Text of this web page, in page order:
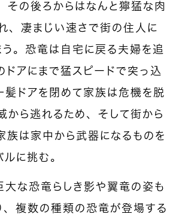
その後ろからはなんと獰猛な肉
、凄まじい速さで街の住人に
う。恐竜は自宅に戻る夫婦を追
ドアにまで猛スピードで突っ込
髪ドアを閉めて家族は危機を脱
から逃れるため、そして街から
族は家中から武器になるものを
に挑む。
大な恐竜らしき影や翼竜の姿も
、複数の種類の恐竜が登場する